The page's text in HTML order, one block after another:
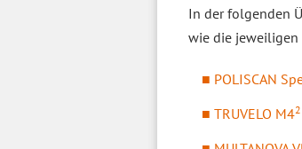
In der folgenden
wie die jeweiligen
POLISCAN
TRUVELO M42